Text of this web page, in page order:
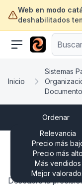
Web en modo
deshabilitados
Inicio
Sistemas
Ordenar
Relevancia
Precio más
Precio más alto
Más vendidos
Mejor
Descubre la